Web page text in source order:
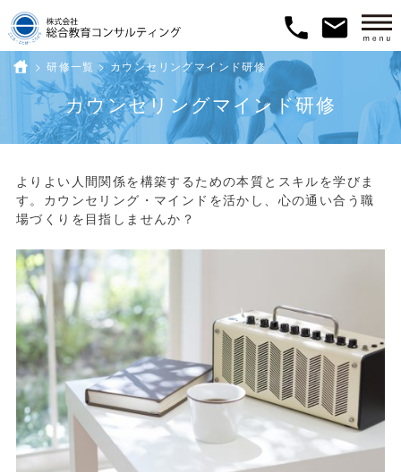
phone email
ホーム
>研修一覧 >カウンセリングマインド研修
カウンセリングマインド研修
よりよい人間関係を構築するための本質とスキルを学びま
す。カウンセリング・マインドを活かし、心の通い合う職
場づくりを目指しませんか？